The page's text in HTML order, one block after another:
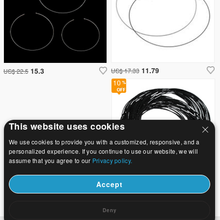
US$ 22.5 15.3 US$ 17.33 11.79
10
US$ 16.5
This website uses cookies
We use cookies to provide you with a customized, responsive, and a
personalized experience. If you continue to use our website, we will
assume that you agree to our Privacy policy.
Accept
Deny